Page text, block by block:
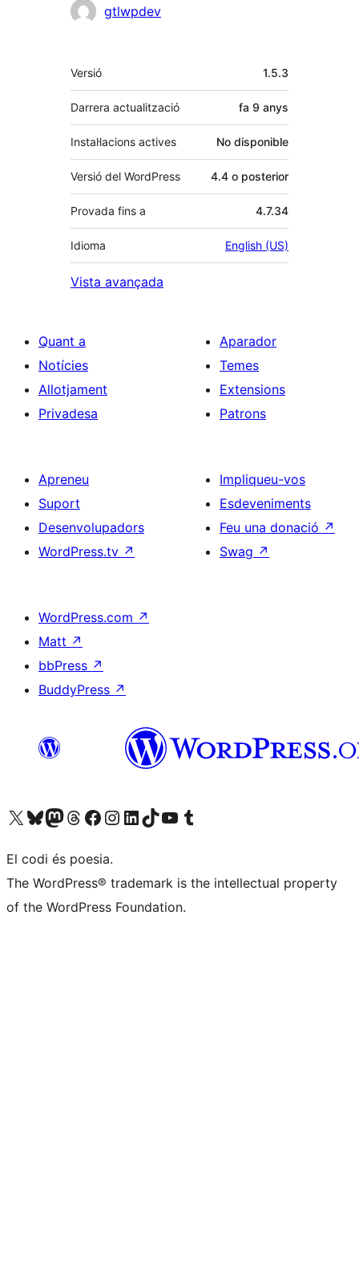
Col·laboradors
gtlwpdev
Meta
Versió 1.5.3
Darrera actualització fa 9 anys
Instal·lacions actives No disponible
Versió del WordPress 4.4 o posterior
Provada fins a 4.7.34
Idioma English (US)
Vista avançada
Quant a
Notícies
Allotjament
Privadesa
Aparador
Temes
Extensions
Patrons
Apreneu
Suport
Desenvolupadors
WordPress.tv ↗
Impliqueu-vos
Esdeveniments
Feu una donació ↗
Swag ↗
WordPress.com ↗
Matt ↗
bbPress ↗
BuddyPress ↗
Visiteu el nostre compte X (abans Twitter)
Visiteu el nostre compte de Bluesky
Visiteu el nostre compte al Mastodon
Visiteu el nostre compte de Threads
Visiteu la nostra pàgina al Facebook
Visiteu el nostre compte d'Instagram
Visiteu el nostre compte de LinkedIn
Visiteu el nostre compte de TikTok
Visiteu el nostre canal al YouTube
Visiteu el nostre compte de Tumblr
El codi és poesia.
The WordPress® trademark is the intellectual property
of the WordPress Foundation.